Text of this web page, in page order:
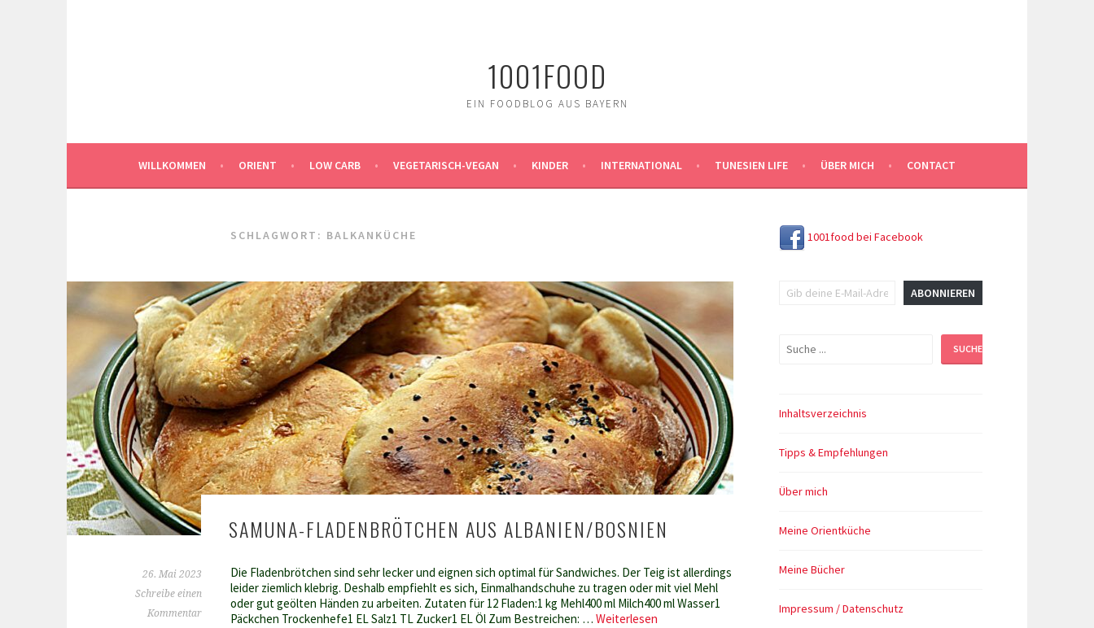
1001FOOD
EIN FOODBLOG AUS BAYERN
WILLKOMMEN ORIENT LOW CARB VEGETARISCH-VEGAN KINDER INTERNATIONAL TUNESIEN LIFE ÜBER MICH CONTACT
SCHLAGWORT: BALKANKÜCHE
SAMUNA-FLADENBRÖTCHEN AUS ALBANIEN/BOSNIEN
26. Mai 2023
Schreibe einen
Kommentar
Die Fladenbrötchen sind sehr lecker und eignen sich optimal für Sandwiches. Der Teig ist allerdings
leider ziemlich klebrig. Deshalb empfiehlt es sich, Einmalhandschuhe zu tragen oder mit viel Mehl
oder gut geölten Händen zu arbeiten. Zutaten für 12 Fladen:1 kg Mehl400 ml Milch400 ml Wasser1
Päckchen Trockenhefe1 EL Salz1 TL Zucker1 EL Öl Zum Bestreichen: … Weiterlesen
1001food bei Facebook
ABONNIEREN
Suchen SUCHEN
Inhaltsverzeichnis
Tipps & Empfehlungen
Über mich
Meine Orientküche
Meine Bücher
Impressum / Datenschutz